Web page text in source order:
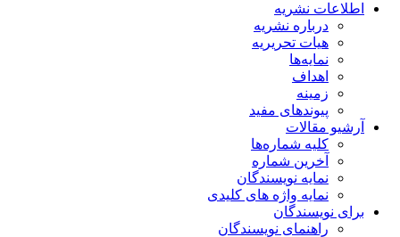
اطلاعات نشریه
درباره نشریه
هیات تحریریه
نمایه‌ها
اهداف
زمینه
پیوندهای مفید
آرشیو مقالات
کلیه شماره‌ها
آخرین شماره
نمایه نویسندگان
نمایه واژه های کلیدی
برای نویسندگان
راهنمای نویسندگان